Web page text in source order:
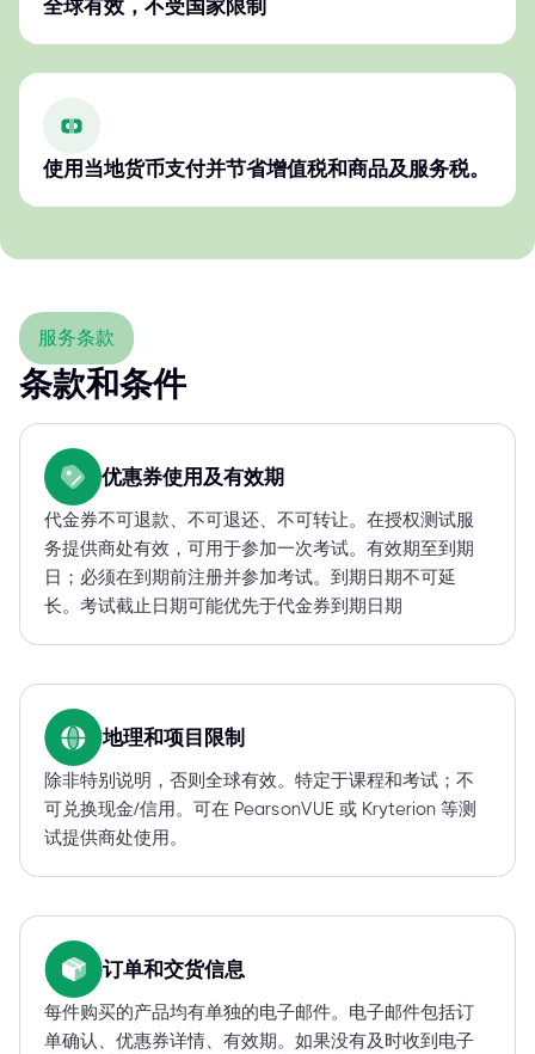
全球有效，不受国家限制
使用当地货币支付并节省增值税和商品及服务税。
服务条款
条款和条件
优惠券使用及有效期
代金券不可退款、不可退还、不可转让。在授权测试服
务提供商处有效，可用于参加一次考试。有效期至到期
日；必须在到期前注册并参加考试。到期日期不可延
长。考试截止日期可能优先于代金券到期日期
地理和项目限制
除非特别说明，否则全球有效。特定于课程和考试；不
可兑换现金/信用。可在 PearsonVUE 或 Kryterion 等测
试提供商处使用。
订单和交货信息
每件购买的产品均有单独的电子邮件。电子邮件包括订
单确认、优惠券详情、有效期。如果没有及时收到电子